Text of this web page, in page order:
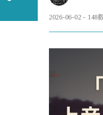
2026-06-02 - 148